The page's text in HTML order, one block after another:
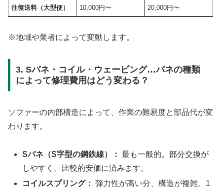
往復送料（大型便） 10,000円〜 20,000円〜
※地域や業者によって変動します。
3. Sバネ・コイル・ウェービング…バネの種類
によって修理費用はどう変わる？
ソファーの内部構造によって、作業の難易度と部品代が変
わります。
Sバネ（S字型の鋼鉄線）： 最も一般的。部分交換が
しやすく、比較的安価に済みます。
コイルスプリング： 弾力性が高い分、構造が複雑。1